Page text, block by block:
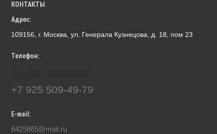
КОНТАКТЫ
Адрес:
109156, г. Москва, ул. Генерала Кузнецова, д. 18, пом 23
Телефон:
+7 925 509-49-79
E-mail:
6425865@mail.ru